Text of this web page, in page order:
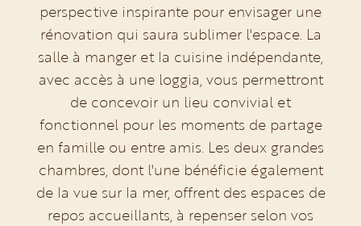
perspective inspirante pour envisager une
rénovation qui saura sublimer l'espace. La
salle à manger et la cuisine indépendante,
avec accès à une loggia, vous permettront
de concevoir un lieu convivial et
fonctionnel pour les moments de partage
en famille ou entre amis. Les deux grandes
chambres, dont l'une bénéficie également
de la vue sur la mer, offrent des espaces de
repos accueillants, à repenser selon vos